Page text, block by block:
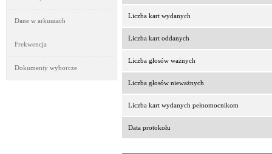
Dane w arkuszach
Frekwencja
Dokumenty wyborcze
Liczba kart wydanych
Liczba kart oddanych
Liczba głosów ważnych
Liczba głosów nieważnych
Liczba kart wydanych pełnomocnikom
Data protokołu